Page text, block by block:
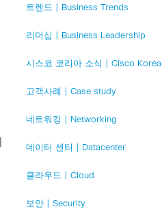
트렌드 | Business Trends
리더십 | Business Leadership
시스코 코리아 소식 | Cisco Korea
고객사례 | Case study
네트워킹 | Networking
데이터 센터 | Datacenter
클라우드 | Cloud
보안 | Security